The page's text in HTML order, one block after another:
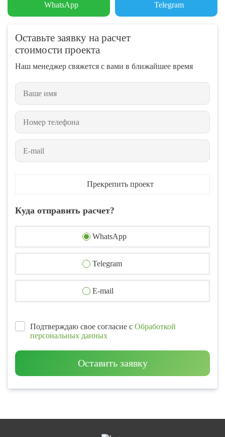
WhatsApp Telegram
Оставьте заявку на расчет
стоимости проекта
Наш менеджер свяжется с вами в ближайшее время
Прекрепить проект
Куда отправить расчет?
WhatsApp
Telegram
E-mail
Подтверждаю свое согласие с Обработкой
персональных данных
Оставить заявку